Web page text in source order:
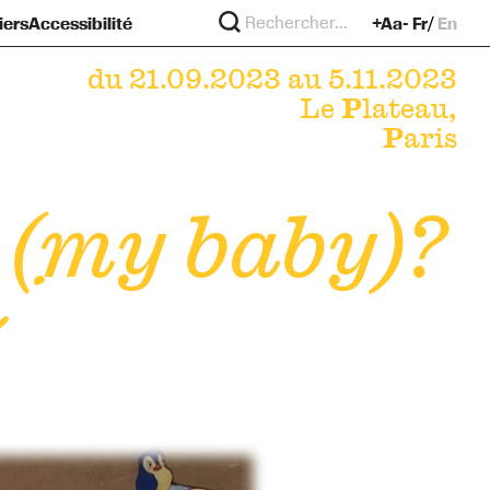
Accessibilité +Aa- Fr En
du 21.09.2023 au 5.11.2023
Le Plateau,
Paris
baby)?